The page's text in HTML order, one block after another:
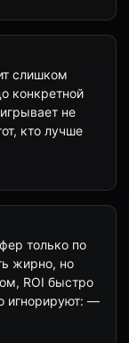
слишком
конкретной
не
кто лучше
только по
жирно, но
ROI быстро
игнорируют: —